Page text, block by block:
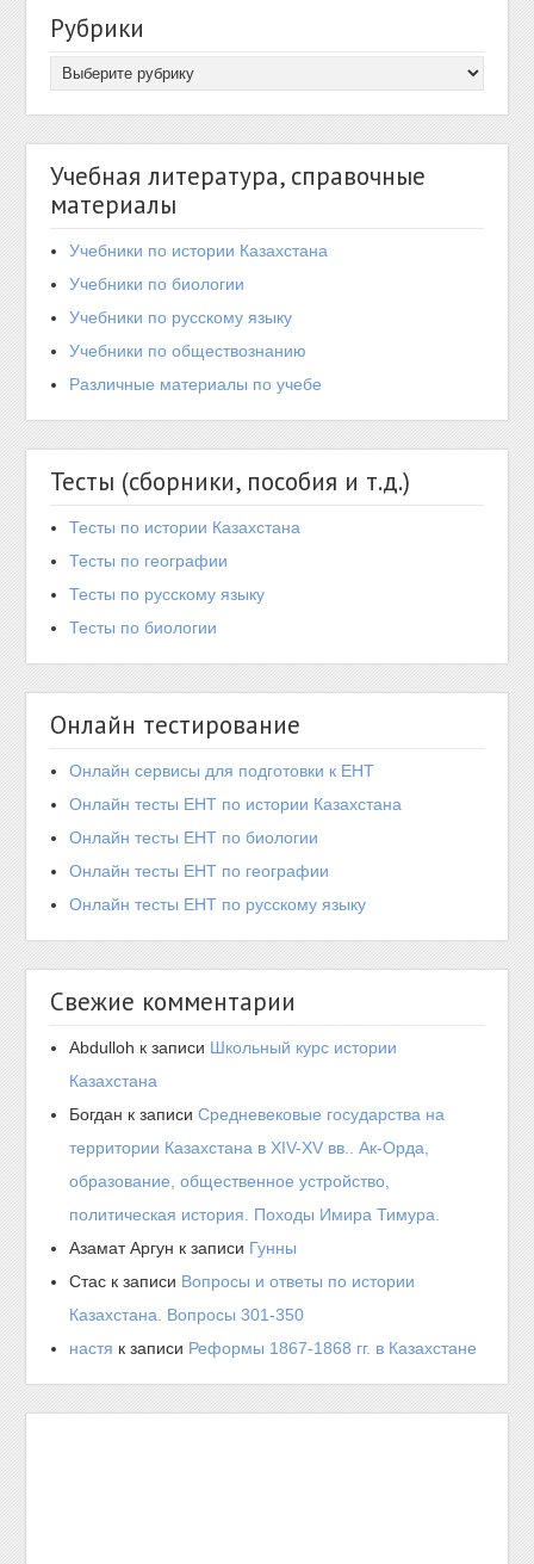
Рубрики
Учебная литература, справочные
материалы
Учебники по истории Казахстана
Учебники по биологии
Учебники по русскому языку
Учебники по обществознанию
Различные материалы по учебе
Тесты (сборники, пособия и т.д.)
Тесты по истории Казахстана
Тесты по географии
Тесты по русскому языку
Тесты по биологии
Онлайн тестирование
Онлайн сервисы для подготовки к ЕНТ
Онлайн тесты ЕНТ по истории Казахстана
Онлайн тесты ЕНТ по биологии
Онлайн тесты ЕНТ по географии
Онлайн тесты ЕНТ по русскому языку
Свежие комментарии
Abdulloh к записи Школьный курс истории
Казахстана
Богдан к записиСредневековые государства на
территории Казахстана в XIV-XV вв.. Ак-Орда,
образование, общественное устройство,
политическая история. Походы Имира Тимура.
Азамат Аргун к записи Гунны
Стас к записи Вопросы и ответы по истории
Казахстана. Вопросы 301-350
настя к записи Реформы 1867-1868 гг. в Казахстане